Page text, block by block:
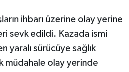
ihbarı üzerine olay yerine
sevk edildi. Kazada ismi
yaralı sürücüye sağlık
müdahale olay yerinde